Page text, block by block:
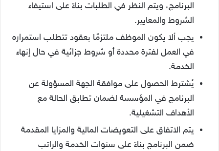
البرنامج، ويتم النظر في الطلبات بناءً على استيفاء
الشروط والمعايير.
يجب ألا يكون الموظف ملتزمًا بعقود تتطلب استمراره
في العمل لفترة محددة أو شروط جزائية في حال إنهاء
الخدمة.
يُشترط الحصول على موافقة الجهة المسؤولة عن
البرنامج في المؤسسة لضمان تطابق الحالة مع
الأهداف التشغيلية.
يتم الاتفاق على التعويضات المالية والمزايا المقدمة
ضمن البرنامج بناءً على سنوات الخدمة والراتب